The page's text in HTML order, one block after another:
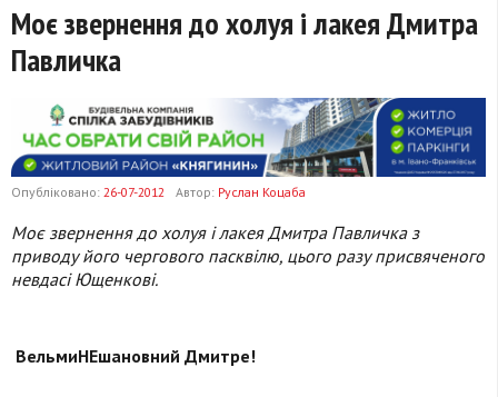
Моє звернення до холуя і лакея Дмитра
Павличка
Опубліковано: 26-07-2012 Автор: Руслан Коцаба
Моє звернення до холуя і лакея Дмитра Павличка з
приводу його чергового пасквілю, цього разу присвяченого
невдасі Ющенкові.
ВельмиНЕшановний Дмитре!